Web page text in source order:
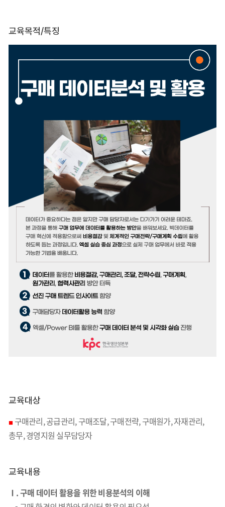
교육목적/특징
교육대상
■ 구매관리, 공급관리, 구매조달, 구매전략, 구매원가, 자재관리,
총무, 경영지원 실무담당자
교육내용
Ⅰ. 구매 데이터 활용을 위한 비용분석의 이해